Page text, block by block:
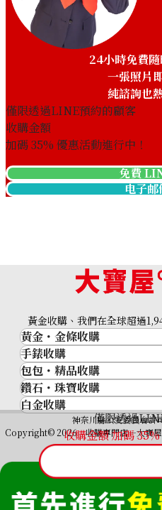
收購參考價格
NTD 353,425
收購日期: 2026年6月
Automatic IW458101
24小時免費隨
一張照片
純諮詢也
僅限透過LINE預約的顧客
收購金額
加碼35% 優惠活動進行中！
免費
电子邮
僅限透過
收購金額 加碼35%
黃金收購、我們在全球超過
黃金・金條收購
黃金與貴金屬
金的錠
金幣
黃金過去10年
黃金飾品
黃金戒指
黃金項鍊
手錶收購
名牌手錶
Rolex
Patek Philippe
Audemars Piguet
Vacheron Constantin
A. Lange & Söhne
Breguet
包包・精品收購
品牌精品
Cartier
LOUIS VUITTON
Hermès
CELINE
CHANEL
Fendi
鑽石・珠寶收購
鑽石･珠寶
祖母綠（翠玉）
紅寶石（紅玉）
藍寶石（蒼玉）
白金收購
神奈川縣公安委員會
Copyright© 2026 收購專門店—大寶